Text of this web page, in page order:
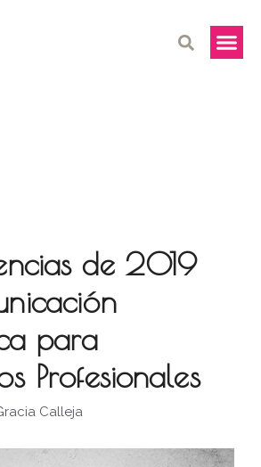
de 2019
para
Profesionales
Calleja